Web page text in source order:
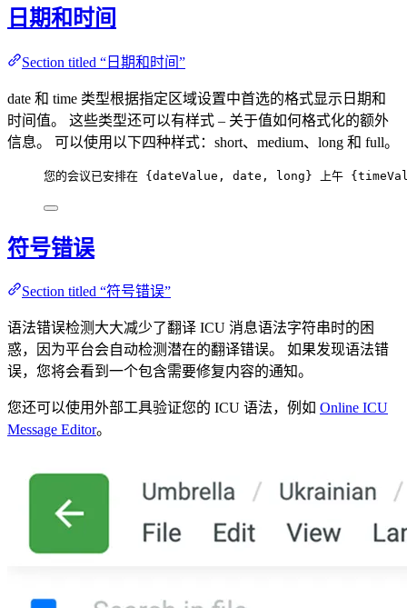
日期和时间
Section titled “日期和时间”
date 和 time 类型根据指定区域设置中首选的格式显示日期和
时间值。 这些类型还可以有样式 – 关于值如何格式化的额外
信息。 可以使用以下四种样式：short、medium、long 和 full。
您的会议已安排在 {dateValue, date, long} 上午 {
符号错误
Section titled “符号错误”
语法错误检测大大减少了翻译 ICU 消息语法字符串时的困
惑，因为平台会自动检测潜在的翻译错误。 如果发现语法错
误，您将会看到一个包含需要修复内容的通知。
您还可以使用外部工具验证您的 ICU 语法，例如 Online ICU
Message Editor。